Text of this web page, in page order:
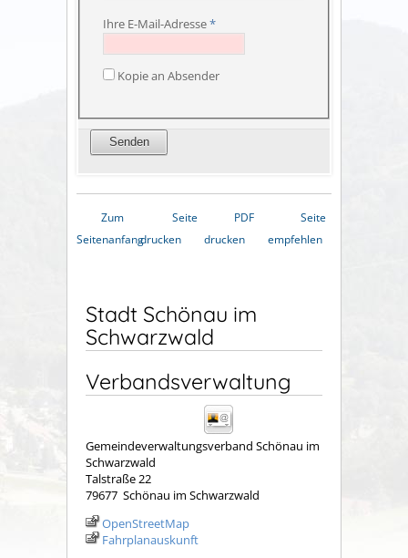
Ihre E-Mail-Adresse*
Kopie an Absender
Zum
Seitenanfang
Seite
drucken
PDF
drucken
Seite
empfehlen
Stadt Schönau im
Schwarzwald
Verbandsverwaltung
Gemeindeverwaltungsverband Schönau im
Schwarzwald
Talstraße 22
79677 Schönau im Schwarzwald
OpenStreetMap
Fahrplanauskunft